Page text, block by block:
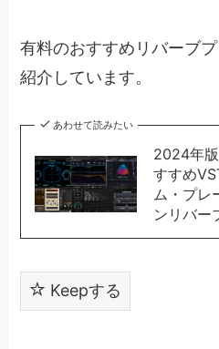
有料のおすすめリバーブ
紹介しています。
あわせて読みたい
2024年
すすめ
ム・プレ
ンリバー
Keepする